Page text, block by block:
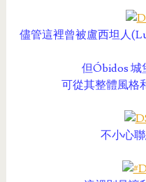
儘管這裡曾被盧西坦人
但Óbidos 城
可從其整體風格
不小心